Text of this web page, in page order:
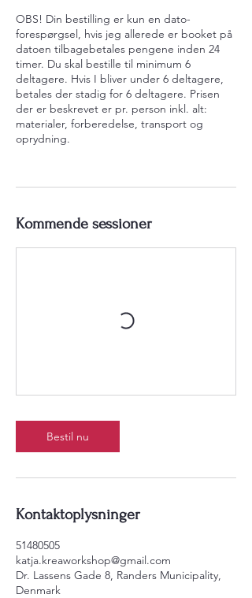
OBS! Din bestilling er kun en dato-
forespørgsel, hvis jeg allerede er booket på
datoen tilbagebetales pengene inden 24
timer. Du skal bestille til minimum 6
deltagere. Hvis I bliver under 6 deltagere,
betales der stadig for 6 deltagere. Prisen
der er beskrevet er pr. person inkl. alt:
materialer, forberedelse, transport og
oprydning.
Kommende sessioner
Bestil nu
Kontaktoplysninger
51480505
katja.kreaworkshop@gmail.com
Dr. Lassens Gade 8, Randers Municipality,
Denmark